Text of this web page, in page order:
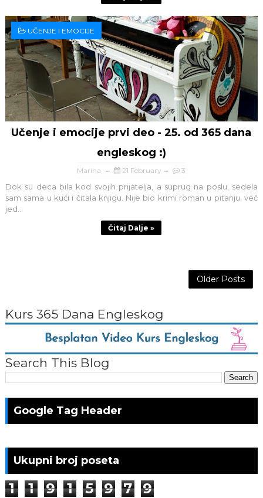
UČENJE I EMOCIJE
Učenje i emocije prvi deo - 25. od 365 dana
engleskog :)
Marina 21 February 3
Dok su deca bila kod svojih prijatelja, a suprug na poslu, sedela
sam sama u kući i čitala knjigu. Nije bio krimi roman u pitanju, već
jed...
Čitaj Dalje »
Older Posts
Kurs 365 Dana Engleskog
Search This Blog
Google Tag Header
Ukupni broj poseta
1 1 9 1 5 9 7 9